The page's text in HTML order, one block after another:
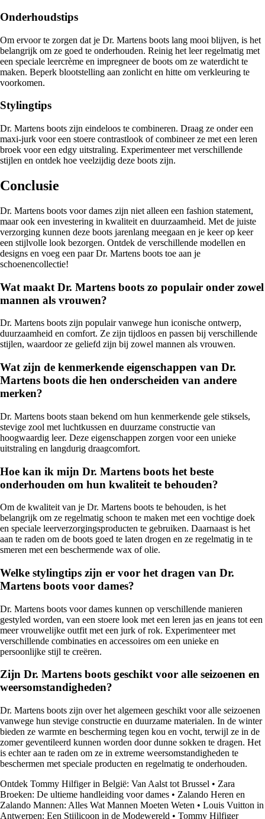
Onderhoudstips
Om ervoor te zorgen dat je Dr. Martens boots lang mooi blijven, is het
belangrijk om ze goed te onderhouden. Reinig het leer regelmatig met
een speciale leercrème en impregneer de boots om ze waterdicht te
maken. Beperk blootstelling aan zonlicht en hitte om verkleuring te
voorkomen.
Stylingtips
Dr. Martens boots zijn eindeloos te combineren. Draag ze onder een
maxi-jurk voor een stoere contrastlook of combineer ze met een leren
broek voor een edgy uitstraling. Experimenteer met verschillende
stijlen en ontdek hoe veelzijdig deze boots zijn.
Conclusie
Dr. Martens boots voor dames zijn niet alleen een fashion statement,
maar ook een investering in kwaliteit en duurzaamheid. Met de juiste
verzorging kunnen deze boots jarenlang meegaan en je keer op keer
een stijlvolle look bezorgen. Ontdek de verschillende modellen en
designs en voeg een paar Dr. Martens boots toe aan je
schoenencollectie!
Wat maakt Dr. Martens boots zo populair onder zowel
mannen als vrouwen?
Dr. Martens boots zijn populair vanwege hun iconische ontwerp,
duurzaamheid en comfort. Ze zijn tijdloos en passen bij verschillende
stijlen, waardoor ze geliefd zijn bij zowel mannen als vrouwen.
Wat zijn de kenmerkende eigenschappen van Dr.
Martens boots die hen onderscheiden van andere
merken?
Dr. Martens boots staan bekend om hun kenmerkende gele stiksels,
stevige zool met luchtkussen en duurzame constructie van
hoogwaardig leer. Deze eigenschappen zorgen voor een unieke
uitstraling en langdurig draagcomfort.
Hoe kan ik mijn Dr. Martens boots het beste
onderhouden om hun kwaliteit te behouden?
Om de kwaliteit van je Dr. Martens boots te behouden, is het
belangrijk om ze regelmatig schoon te maken met een vochtige doek
en speciale leerverzorgingsproducten te gebruiken. Daarnaast is het
aan te raden om de boots goed te laten drogen en ze regelmatig in te
smeren met een beschermende wax of olie.
Welke stylingtips zijn er voor het dragen van Dr.
Martens boots voor dames?
Dr. Martens boots voor dames kunnen op verschillende manieren
gestyled worden, van een stoere look met een leren jas en jeans tot een
meer vrouwelijke outfit met een jurk of rok. Experimenteer met
verschillende combinaties en accessoires om een unieke en
persoonlijke stijl te creëren.
Zijn Dr. Martens boots geschikt voor alle seizoenen en
weersomstandigheden?
Dr. Martens boots zijn over het algemeen geschikt voor alle seizoenen
vanwege hun stevige constructie en duurzame materialen. In de winter
bieden ze warmte en bescherming tegen kou en vocht, terwijl ze in de
zomer geventileerd kunnen worden door dunne sokken te dragen. Het
is echter aan te raden om ze in extreme weersomstandigheden te
beschermen met speciale producten en regelmatig te onderhouden.
Ontdek Tommy Hilfiger in België: Van Aalst tot Brussel • Zara
Broeken: De ultieme handleiding voor dames • Zalando Heren en
Zalando Mannen: Alles Wat Mannen Moeten Weten • Louis Vuitton in
Antwerpen: Een Stijlicoon in de Modewereld • Tommy Hilfiger